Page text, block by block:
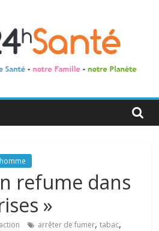
refume dans
»
arrêter de fumer,tabac,